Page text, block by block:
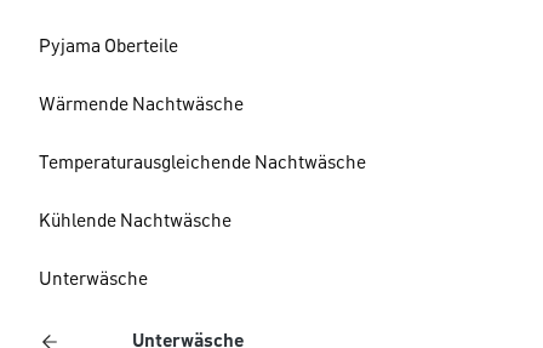
Pyjama Oberteile
Wärmende Nachtwäsche
Temperaturausgleichende Nachtwäsche
Kühlende Nachtwäsche
Unterwäsche
Unterwäsche